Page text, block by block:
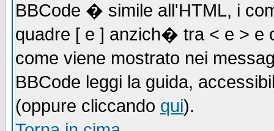
BBCode � simile all'HTML, i
quadre [ e ] anzich� tra < e > e
come viene mostrato nei
BBCode leggi la guida,
(oppure cliccando qui).